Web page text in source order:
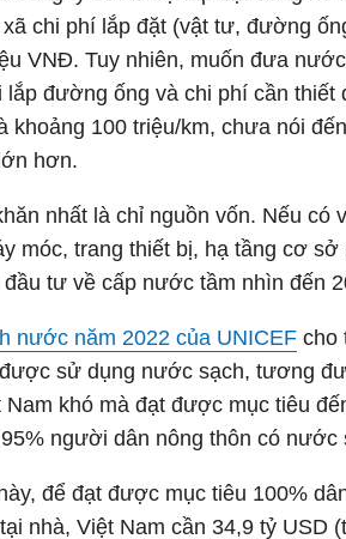
chi phí lắp đặt (vật tư, đường
VNĐ. Tuy nhiên, muốn đưa
đường ống và chi phí cần thiết
khoảng 100 triệu/km, chưa nói
hơn.
nhất là chỉ nguồn vốn. Nếu có
móc, trang thiết bị, hạ tầng cơ sở
tư về cấp nước tầm nhìn đến
nước năm 2022 của UNICEF cho
sử dụng nước sạch, tương
khó mà đạt được mục tiêu
người dân nông thôn có nước
để đạt được mục tiêu 100%
nhà, Việt Nam cần 34,9 tỷ USD